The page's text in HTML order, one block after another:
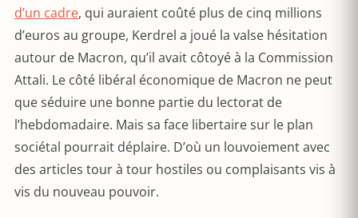
d’un cadre, qui auraient coûté plus de cinq millions
d’euros au groupe, Kerdrel a joué la valse hésitation
autour de Macron, qu’il avait côtoyé à la Commission
Attali. Le côté libéral économique de Macron ne peut
que séduire une bonne partie du lectorat de
l’hebdomadaire. Mais sa face libertaire sur le plan
sociétal pourrait déplaire. D’où un louvoiement avec
des articles tour à tour hostiles ou complaisants vis à
vis du nouveau pouvoir.